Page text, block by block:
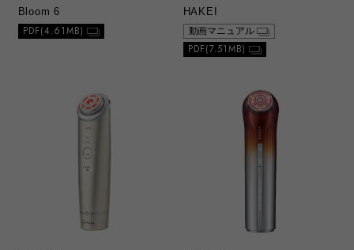
Bloom 6
PDF(4.61MB)
HAKEI
動画マニュアル
PDF(7.51MB)